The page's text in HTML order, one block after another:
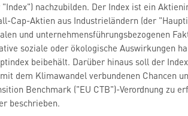
"Index") nachzubilden. Der Index ist ein
Cap-Aktien aus Industrieländern (der
und unternehmensführungsbezogenen
soziale oder ökologische Auswirkungen
beibehält. Darüber hinaus soll der
dem Klimawandel verbundenen Chancen
Benchmark ("EU CTB")-Verordnung zu
beschrieben.